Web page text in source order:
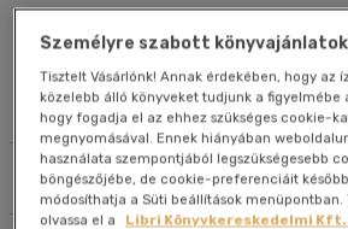
Művei
Szűrés
Eladott darabszám szerint
Eladott darabszám szerint
Cím szerint A-Z
Szerző szerint A-Z
Megjelenítés
Személyre szabott
Tisztelt Vásárlónk! Annak érdekében, hogy az
közelebb álló könyveket tudjunk a figyelmébe
hogy fogadja el az ehhez szükséges cookie-
megnyomásával. Ennek hiányában
használata szempontjából legszükségesebb
böngészőjébe, de cookie-preferenciáit
módosíthatja a Süti beállítások menüpontban.
olvassa el a
Libri Könyvkereskedelmi